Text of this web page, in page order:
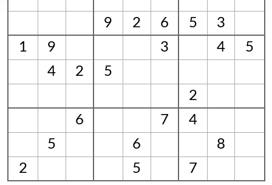
9 2 6 5
3
1
9 3 4
5
4
2
5
2
6
7
4
5
6
8
2
5 7